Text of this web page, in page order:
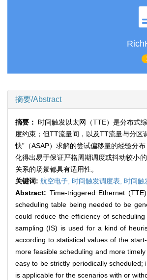
摘要/Abstract
摘要： 时间触发以太网（TTE）是分布式
度约束；但TT流量间，以及TT流量与分
快”（ASAP）求解的尝试偏移量的经验分
化得出易于保证严格周期调度或抖动较小
关系的场景都具有适用性。
关键词: 航空电子, 时间触发调度表, 时间触
Abstract: Time-triggered Ethernet
scheduling table being needed to be
could reduce the efficiency of
sampling (IS) is used for a kind of
according to statistical values of the
more feasible scheduling and more
easy to be strictly periodically
is applicable for the scenarios with or